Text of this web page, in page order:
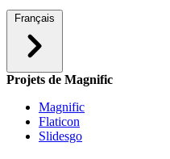
Français
Projets de Magnific
Magnific
Flaticon
Slidesgo